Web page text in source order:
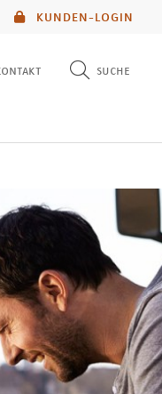
KUNDEN-LOGIN
suche
durchsuchen